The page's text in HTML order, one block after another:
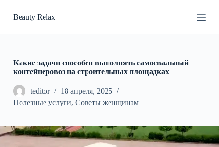
и
к
у
и
Beauty Relax
Какие задачи способен выполнять самосвальный
контейнеровоз на строительных площадках
teditor
18 апреля, 2025
Полезные услуги, Советы женщинам